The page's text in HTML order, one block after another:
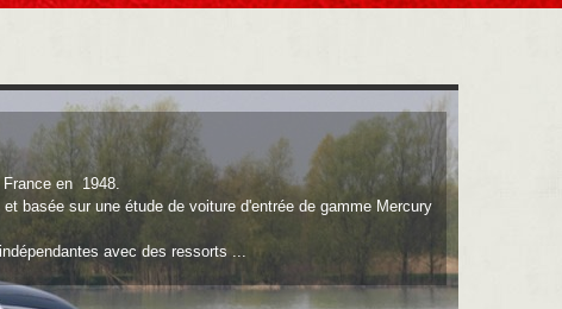
en 1948.
basée sur une étude de voiture d'entrée de gamme Mercury
avec des ressorts ...